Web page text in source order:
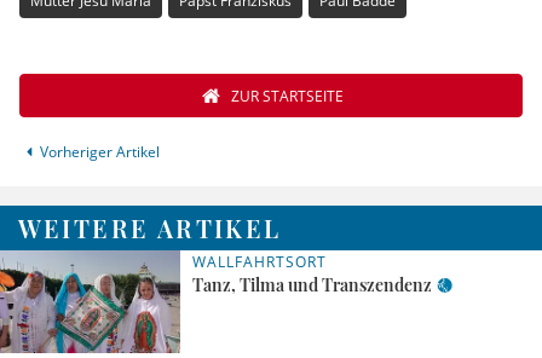
Vorheriger Artikel
ZUR STARTSEITE
WEITERE ARTIKEL
WALLFAHRTSORT
Tanz, Tilma und Transzendenz